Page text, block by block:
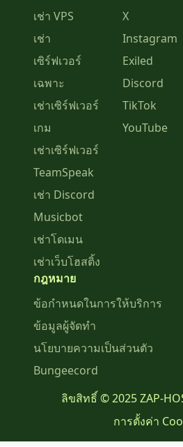
เช่า VPS
เช่า
เซิร์ฟเวอร์
เฉพาะ
เช่าเซิร์ฟเวอร์
เกม
เช่าเซิร์ฟเวอร์
TeamSpeak
เช่า Discord
Musicbot
เช่าโดเมน
เช่าเว็บโฮสติ้ง
X
Instagram
Exiled
Discord
TikTok
YouTube
กฎหมาย
ข้อกำหนดในการให้บริการ
ข้อมูลผู้จัดทำ
นโยบายความเป็นส่วนตัว
Bungeecord
ลิขสิทธิ์ © 2025 ZAP-
การตั้งค่า